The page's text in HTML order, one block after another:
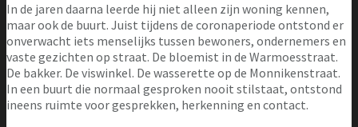
In de jaren daarna leerde hij niet alleen zijn woning kennen,
maar ook de buurt. Juist tijdens de coronaperiode ontstond er
onverwacht iets menselijks tussen bewoners, ondernemers en
vaste gezichten op straat. De bloemist in de Warmoesstraat.
De bakker. De viswinkel. De wasserette op de Monnikenstraat.
In een buurt die normaal gesproken nooit stilstaat, ontstond
ineens ruimte voor gesprekken, herkenning en contact.